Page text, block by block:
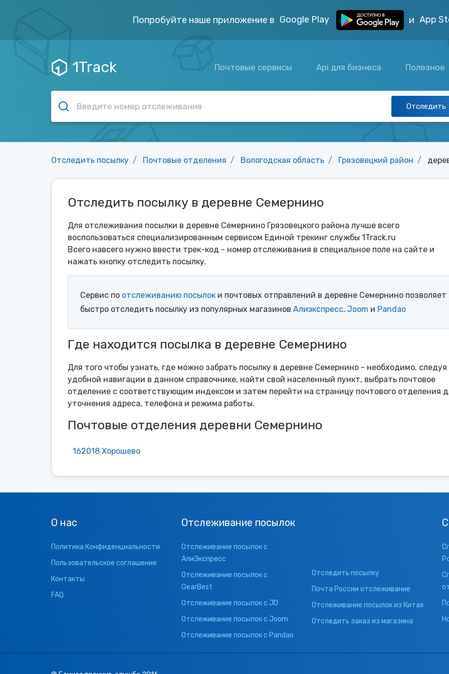
Попробуйте наше приложение в Google Play и App
1Track Почтовые сервисы Api для бизнеса Полезное
Отследить
Отследить посылку Почтовые отделения Вологодская область Грязовецкий район
Отследить посылку в деревне Семернино
Для отслеживания посылки в деревне Семернино Грязовецкого района лучше всего
воспользоваться специализированным сервисом Единой трекинг службы 1Track.ru
Всего навсего нужно ввести трек-код - номер отслеживания в специальное поле на сайте и
нажать кнопку отследить посылку.
Сервис по отслеживанию посылок и почтовых отправлений в деревне Семернино позволяет
быстро отследить посылку из популярных магазинов Алиэкспресс, Joom и Pandao
Где находится посылка в деревне Семернино
Для того чтобы узнать, где можно забрать посылку в деревне Семернино - необходимо, следуя
удобной навигации в данном справочнике, найти свой населенный пункт, выбрать почтовое
отделение с соответствующим индексом и затем перейти на страницу почтового отделения
уточнения адреса, телефона и режима работы.
Почтовые отделения деревни Семернино
162018 Хорошево
О нас
Политика Конфиденциальности
Пользовательское соглашение
Контакты
FAQ
Отслеживание посылок
Отслеживание посылок с
АлиЭкспресс
Отслеживание посылок с
GearBest
Отслеживание посылок с JD
Отслеживание посылок с Joom
Отслеживание посылок с Pandao
Отследить посылку
Почта России отслеживание
Отслеживание посылок из Китая
Отследить заказ из магазина